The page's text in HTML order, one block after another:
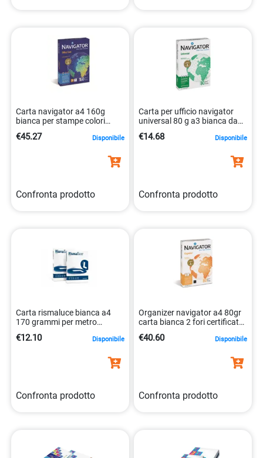
Carta navigator a4 160g
bianca per stampe colori
€45.27 Disponibile
Confronta prodotto
Carta per ufficio navigator
universal 80 g a3 bianca da
€14.68 Disponibile
Confronta prodotto
Carta rismaluce bianca a4
170 grammi per metro
8007057612707
€12.10 Disponibile
Confronta prodotto
Organizer navigator a4 80gr
carta bianca 2 fori certificato
€40.60 Disponibile
Confronta prodotto